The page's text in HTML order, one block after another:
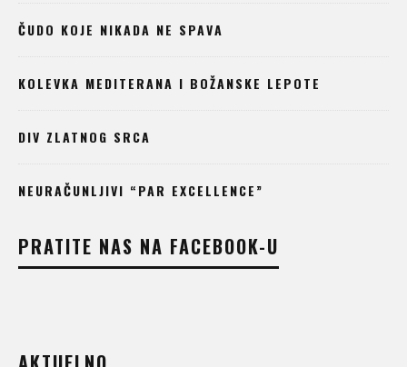
ČUDO KOJE NIKADA NE SPAVA
KOLEVKA MEDITERANA I BOŽANSKE LEPOTE
DIV ZLATNOG SRCA
NEURAČUNLJIVI “PAR EXCELLENCE”
PRATITE NAS NA FACEBOOK-U